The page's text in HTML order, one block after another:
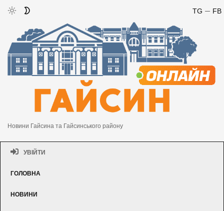
FB
TG
Новини Гайсина та Гайсинського району
УВІЙТИ
ГОЛОВНА
НОВИНИ